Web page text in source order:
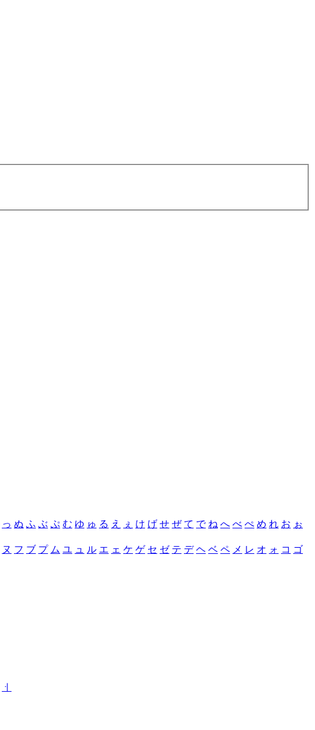
っ ぬ ふ ぶ ぷ む ゆ ゅ る え ぇ け げ せ ぜ て で ね へ べ ぺ め れ お ぉ
ヌ フ ブ プ ム ユ ュ ル エ ェ ケ ゲ セ ゼ テ デ ヘ ベ ペ メ レ オ ォ コ ゴ
ㆎ